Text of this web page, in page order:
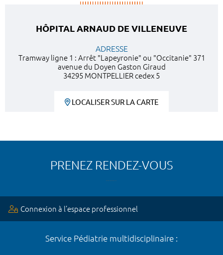
HÔPITAL ARNAUD DE VILLENEUVE
ADRESSE
Tramway ligne 1 : Arrêt "Lapeyronie" ou "Occitanie" 371
avenue du Doyen Gaston Giraud
34295 MONTPELLIER cedex 5
LOCALISER SUR LA CARTE
PRENEZ RENDEZ-VOUS
Connexion à l’espace professionnel
Service Pédiatrie multidisciplinaire :